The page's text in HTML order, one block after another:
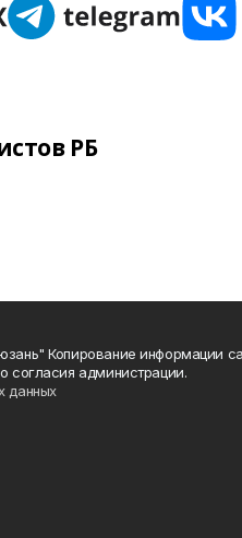
РБ
Копирование информации
согласия администрации.
данных